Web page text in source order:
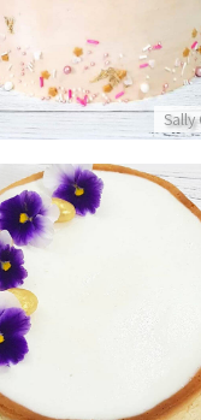
Sally
עוגת גבינה אפוייה